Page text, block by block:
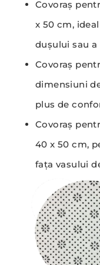
Covoraș
x 50 cm,
dușului sau a
Covoraș
dimensiuni
plus de
Covoraș
40 x 50 cm,
fața vasului